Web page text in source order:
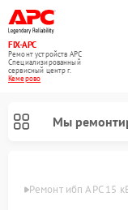
FIX-APC
Ремонт устройств APC
Специализированный
cервисный центр г.
Кемерово
Мы
Ремонт ибп APC 15